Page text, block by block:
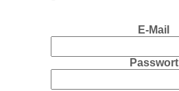
E-Mail
Passwort